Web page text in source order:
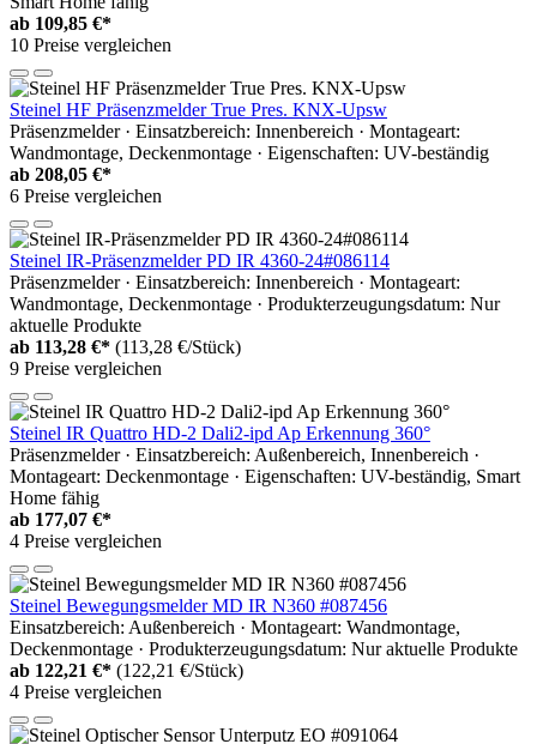
ab 109,85 €*
10 Preise vergleichen
Steinel HF Präsenzmelder True Pres. KNX-Upsw
Präsenzmelder · Einsatzbereich: Innenbereich · Montageart:
Wandmontage, Deckenmontage · Eigenschaften: UV-beständig
ab 208,05 €*
6 Preise vergleichen
Steinel IR-Präsenzmelder PD IR 4360-24#086114
Präsenzmelder · Einsatzbereich: Innenbereich · Montageart:
Wandmontage, Deckenmontage · Produkterzeugungsdatum: Nur
aktuelle Produkte
ab 113,28 €* (113,28 €/Stück)
9 Preise vergleichen
Steinel IR Quattro HD-2 Dali2-ipd Ap Erkennung 360°
Präsenzmelder · Einsatzbereich: Außenbereich, Innenbereich ·
Montageart: Deckenmontage · Eigenschaften: UV-beständig, Smart
Home fähig
ab 177,07 €*
4 Preise vergleichen
Steinel Bewegungsmelder MD IR N360 #087456
Einsatzbereich: Außenbereich · Montageart: Wandmontage,
Deckenmontage · Produkterzeugungsdatum: Nur aktuelle Produkte
ab 122,21 €* (122,21 €/Stück)
4 Preise vergleichen